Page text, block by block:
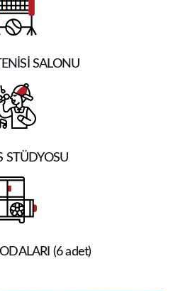
SALONU
STÜDYOSU
(6 adet)